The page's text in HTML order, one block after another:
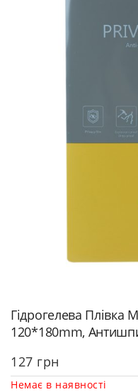
Гідрогелева Плівка
120*180mm,
127 грн
Немає в наявності